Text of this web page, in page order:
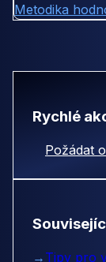
Metodika
Rychlé
Požádat
→ Tipy pro